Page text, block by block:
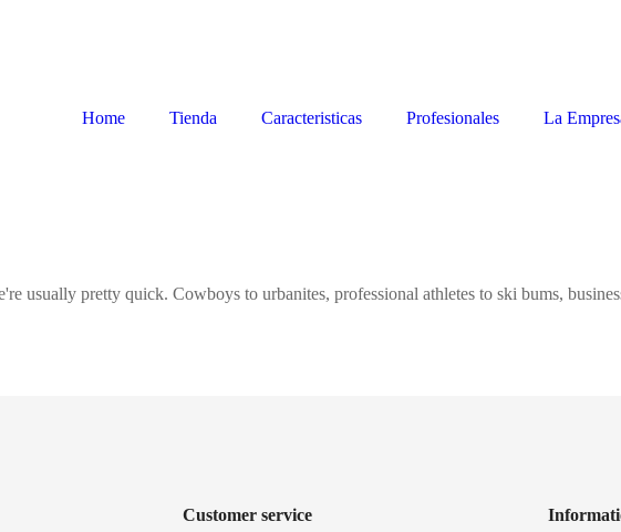
Home Tienda Caracteristicas Profesionales La
usually pretty quick. Cowboys to urbanites, professional athletes to ski bums,
Customer service